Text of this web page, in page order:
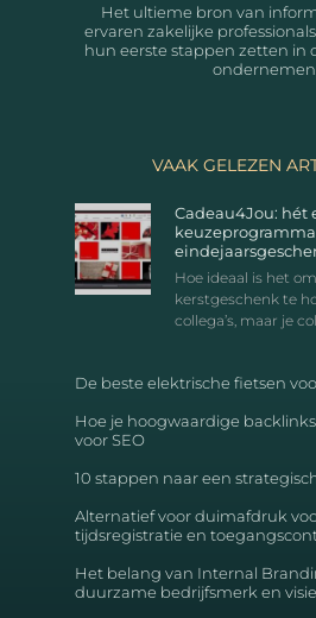
Het ultieme bron van
ervaren zakelijke
hun eerste stappen zetten in
ondernemen.
VAAK GELEZEN
Cadeau4Jou: hét
Hoe ideaal is het
kerstgeschenk te
collega’s, maar je
De beste elektrische fietsen
Hoe je hoogwaardige
voor SEO
10 stappen naar een
Alternatief voor duimafdruk
tijdsregistratie en
Het belang van Internal
duurzame bedrijfsmerk en